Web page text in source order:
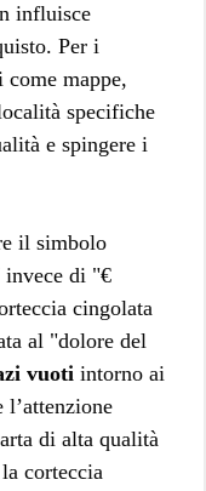
influisce
Per i
mappe,
specifiche
e spingere i
il simbolo
invece di "€
cingolata
al "dolore del
vuoti intorno ai
di alta qualità
corteccia